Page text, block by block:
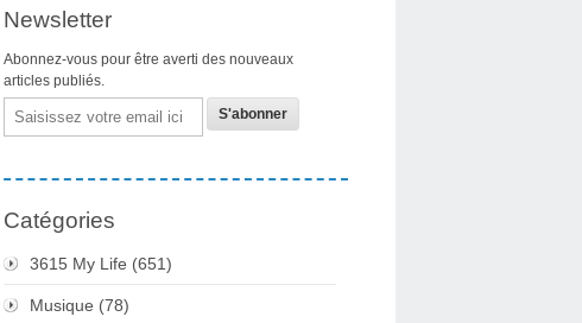
Newsletter
Abonnez-vous pour être averti des nouveaux
articles publiés.
Email
Catégories
3615 My Life (651)
Musique (78)